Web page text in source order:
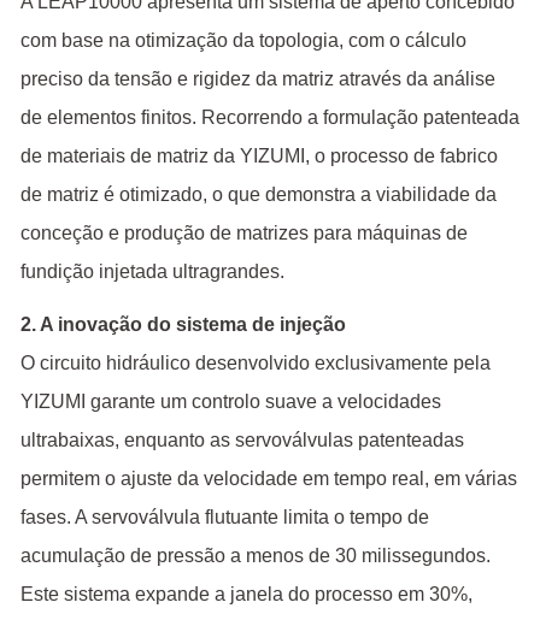
com base na otimização da topologia, com o cálculo
preciso da tensão e rigidez da matriz através da análise
de elementos finitos. Recorrendo a formulação patenteada
de materiais de matriz da YIZUMI, o processo de fabrico
de matriz é otimizado, o que demonstra a viabilidade da
conceção e produção de matrizes para máquinas de
fundição injetada ultragrandes.
2. A inovação do sistema de injeção
O circuito hidráulico desenvolvido exclusivamente pela
YIZUMI garante um controlo suave a velocidades
ultrabaixas, enquanto as servoválvulas patenteadas
permitem o ajuste da velocidade em tempo real, em várias
fases. A servoválvula flutuante limita o tempo de
acumulação de pressão a menos de 30 milissegundos.
Este sistema expande a janela do processo em 30%,